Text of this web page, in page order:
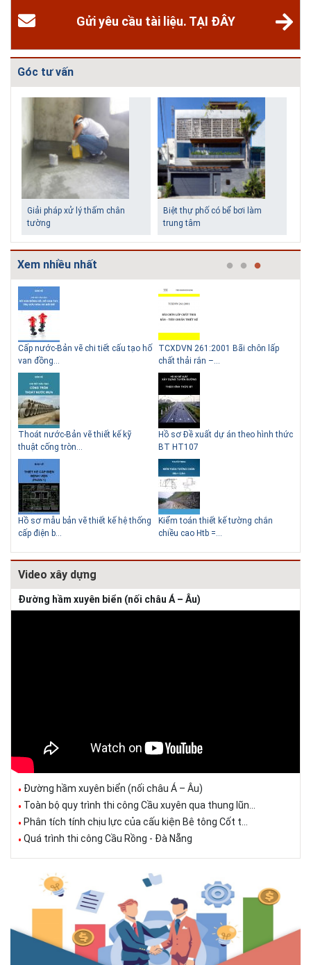
Gửi yêu cầu tài liệu. TẠI ĐÂY
Góc tư vấn
Biệt thự phố có bể bơi làm
Những ngôi nhà một tầng
Lý do nên sử dụng gạch block
Thiết kế nhà siêu nhỏ độc
Xem nhiều nhất
Cấp nước-Bản vẽ chi tiết cấu tạo hố
van đồng...
Thoát nước-Bản vẽ thiết kế kỹ
thuật cống tròn...
Hồ sơ mẫu bản vẽ thiết kế hệ thống
cấp điện b...
TCXDVN 261:2001 Bãi chôn lấp
chất thải rắn –...
Hồ sơ Đề xuất dự án theo hình thức
BT HT107
Kiểm toán thiết kế tường chắn
chiều cao Htb =...
Video xây dựng
Đường hầm xuyên biển (nối châu Á – Âu)
Đường hầm xuyên biển (nối châu Á – Âu)
Toàn bộ quy trình thi công Cầu xuyên qua thung lũn...
Phân tích tính chịu lực của cấu kiện Bê tông Cốt t...
Quá trình thi công Cầu Rồng - Đà Nẵng